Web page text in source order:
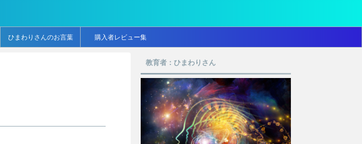
ひまわりさんのお言葉 購入者レビュー集
教育者：ひまわりさん